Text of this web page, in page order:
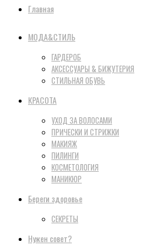
Главная
МОДА&СТИЛЬ
ГАРДЕРОБ
АКСЕССУАРЫ & БИЖУТЕРИЯ
СТИЛЬНАЯ ОБУВЬ
КРАСОТА
УХОД ЗА ВОЛОСАМИ
ПРИЧЕСКИ И СТРИЖКИ
МАКИЯЖ
ПИЛИНГИ
КОСМЕТОЛОГИЯ
МАНИКЮР
Береги здоровье
СЕКРЕТЫ
Нужен совет?